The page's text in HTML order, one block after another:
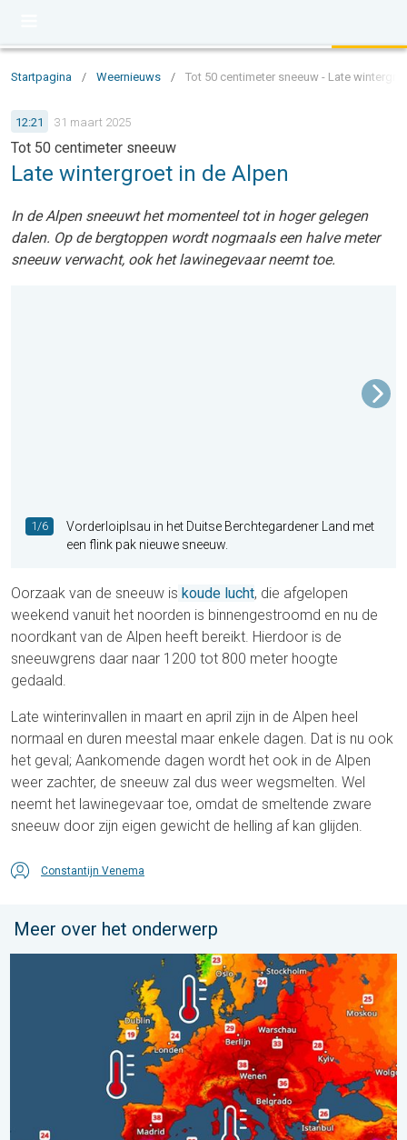
Startpagina / Weernieuws / Tot 50 centimeter sneeuw - Late
12:21 31 maart 2025
Tot 50 centimeter sneeuw
Late wintergroet in de Alpen
In de Alpen sneeuwt het momenteel tot in hoger gelegen
dalen. Op de bergtoppen wordt nogmaals een halve meter
sneeuw verwacht, ook het lawinegevaar neemt toe.
1/6
Vorderloiplsau in het Duitse Berchtegardener Land met
een flink pak nieuwe sneeuw.
Oorzaak van de sneeuw is koude lucht, die afgelopen
weekend vanuit het noorden is binnengestroomd en nu de
noordkant van de Alpen heeft bereikt. Hierdoor is de
sneeuwgrens daar naar 1200 tot 800 meter hoogte
gedaald.
Late winterinvallen in maart en april zijn in de Alpen heel
normaal en duren meestal maar enkele dagen. Dat is nu ook
het geval; Aankomende dagen wordt het ook in de Alpen
weer zachter, de sneeuw zal dus weer wegsmelten. Wel
neemt het lawinegevaar toe, omdat de smeltende zware
sneeuw door zijn eigen gewicht de helling af kan glijden.
Constantijn Venema
Meer over het onderwerp
Europese zeeën zijn ongewoon warm. Tot 30 graden. . .